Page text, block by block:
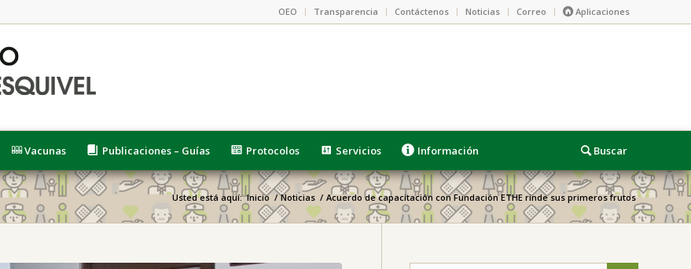
OEO Transparencia Contáctenos Noticias Correo Aplicaciones
Vacunas Publicaciones – Guías Protocolos Servicios Información
Usted está aquí: Inicio / Noticias / Acuerdo de capacitación con Fundación ETHE rinde sus primeros frutos